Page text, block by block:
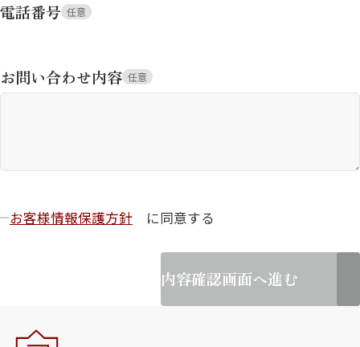
電話番号 任意
お問い合わせ内容 任意
お客様情報保護方針 に同意する
内容確認画面へ進む